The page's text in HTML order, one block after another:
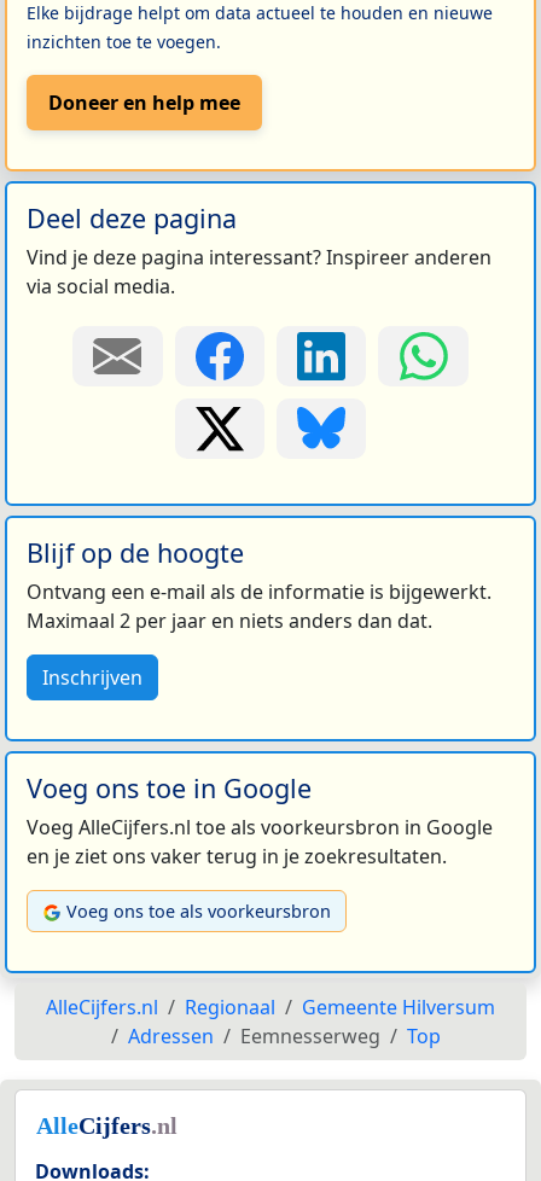
Elke bijdrage helpt om data actueel te houden en nieuwe
inzichten toe te voegen.
Doneer en help mee
Deel deze pagina
Vind je deze pagina interessant? Inspireer anderen
via social media.
Blijf op de hoogte
Ontvang een e-mail als de informatie is bijgewerkt.
Maximaal 2 per jaar en niets anders dan dat.
Inschrijven
Voeg ons toe in Google
Voeg AlleCijfers.nl toe als voorkeursbron in Google
en je ziet ons vaker terug in je zoekresultaten.
Voeg ons toe als voorkeursbron
AlleCijfers.nl Regionaal
Gemeente Hilversum
Adressen
Eemnesserweg Top
Downloads: